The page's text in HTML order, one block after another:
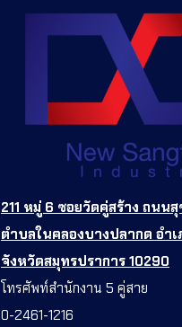
211 หมู่ 6 ซอยวัดคู่สร้าง ถนน
ตำบลในคลองบางปลากด อำ
จังหวัดสมุทรปราการ 10290
โทรศัพท์สำนักงาน 5 คู่สาย
0-2461-1216